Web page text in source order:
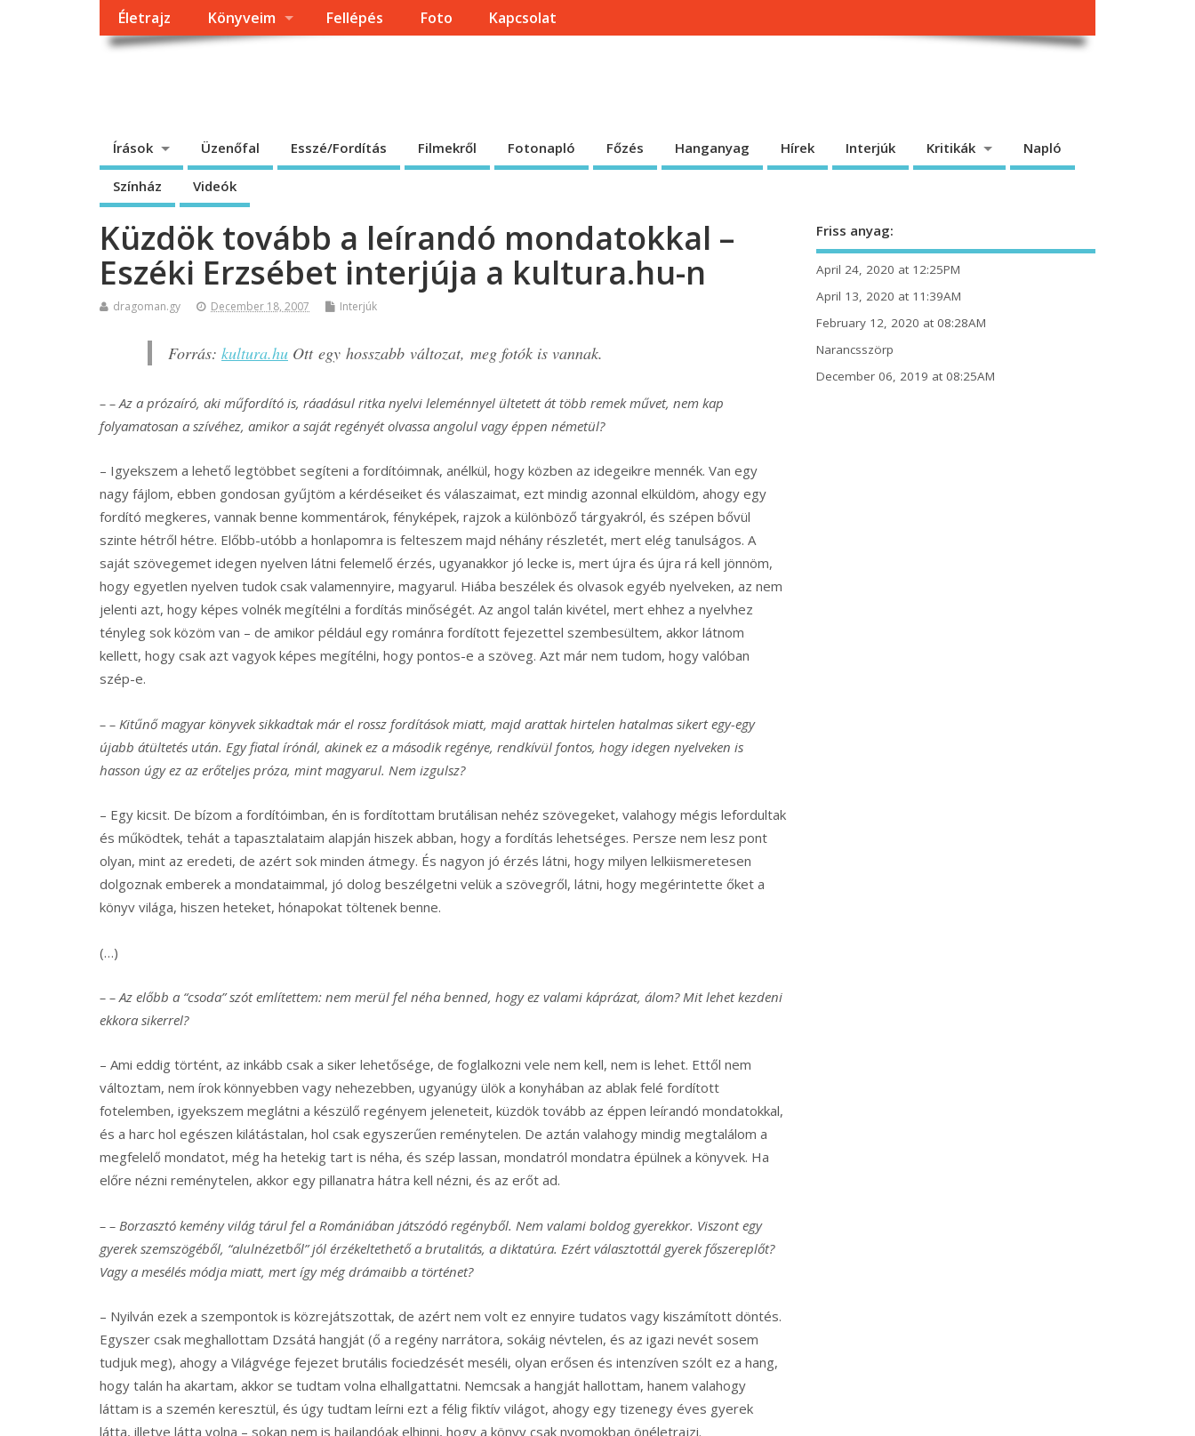
Életrajz Könyveim Fellépés Foto Kapcsolat
Írások Üzenőfal Esszé/Fordítás Filmekről Fotonapló Főzés Hanganyag Hírek Interjúk Kritikák Napló
Színház Videók
Küzdök tovább a leírandó mondatokkal –
Eszéki Erzsébet interjúja a kultura.hu-n
dragoman.gy December 18, 2007 Interjúk
Forrás: kultura.hu Ott egy hosszabb változat, meg fotók is vannak.
– – Az a prózaíró, aki műfordító is, ráadásul ritka nyelvi leleménnyel ültetett át több remek művet, nem kap
folyamatosan a szívéhez, amikor a saját regényét olvassa angolul vagy éppen németül?
– Igyekszem a lehető legtöbbet segíteni a fordítóimnak, anélkül, hogy közben az idegeikre mennék. Van egy
nagy fájlom, ebben gondosan gyűjtöm a kérdéseiket és válaszaimat, ezt mindig azonnal elküldöm, ahogy egy
fordító megkeres, vannak benne kommentárok, fényképek, rajzok a különböző tárgyakról, és szépen bővül
szinte hétről hétre. Előbb-utóbb a honlapomra is felteszem majd néhány részletét, mert elég tanulságos. A
saját szövegemet idegen nyelven látni felemelő érzés, ugyanakkor jó lecke is, mert újra és újra rá kell jönnöm,
hogy egyetlen nyelven tudok csak valamennyire, magyarul. Hiába beszélek és olvasok egyéb nyelveken, az nem
jelenti azt, hogy képes volnék megítélni a fordítás minőségét. Az angol talán kivétel, mert ehhez a nyelvhez
tényleg sok közöm van – de amikor például egy románra fordított fejezettel szembesültem, akkor látnom
kellett, hogy csak azt vagyok képes megítélni, hogy pontos-e a szöveg. Azt már nem tudom, hogy valóban
szép-e.
– – Kitűnő magyar könyvek sikkadtak már el rossz fordítások miatt, majd arattak hirtelen hatalmas sikert egy-egy
újabb átültetés után. Egy fiatal írónál, akinek ez a második regénye, rendkívül fontos, hogy idegen nyelveken is
hasson úgy ez az erőteljes próza, mint magyarul. Nem izgulsz?
– Egy kicsit. De bízom a fordítóimban, én is fordítottam brutálisan nehéz szövegeket, valahogy mégis lefordultak
és működtek, tehát a tapasztalataim alapján hiszek abban, hogy a fordítás lehetséges. Persze nem lesz pont
olyan, mint az eredeti, de azért sok minden átmegy. És nagyon jó érzés látni, hogy milyen lelkiismeretesen
dolgoznak emberek a mondataimmal, jó dolog beszélgetni velük a szövegről, látni, hogy megérintette őket a
könyv világa, hiszen heteket, hónapokat töltenek benne.
(…)
– – Az előbb a “csoda” szót említettem: nem merül fel néha benned, hogy ez valami káprázat, álom? Mit lehet kezdeni
ekkora sikerrel?
– Ami eddig történt, az inkább csak a siker lehetősége, de foglalkozni vele nem kell, nem is lehet. Ettől nem
változtam, nem írok könnyebben vagy nehezebben, ugyanúgy ülök a konyhában az ablak felé fordított
fotelemben, igyekszem meglátni a készülő regényem jeleneteit, küzdök tovább az éppen leírandó mondatokkal,
és a harc hol egészen kilátástalan, hol csak egyszerűen reménytelen. De aztán valahogy mindig megtalálom a
megfelelő mondatot, még ha hetekig tart is néha, és szép lassan, mondatról mondatra épülnek a könyvek. Ha
előre nézni reménytelen, akkor egy pillanatra hátra kell nézni, és az erőt ad.
– – Borzasztó kemény világ tárul fel a Romániában játszódó regényből. Nem valami boldog gyerekkor. Viszont egy
gyerek szemszögéből, “alulnézetből” jól érzékeltethető a brutalitás, a diktatúra. Ezért választottál gyerek főszereplőt?
Vagy a mesélés módja miatt, mert így még drámaibb a történet?
– Nyilván ezek a szempontok is közrejátszottak, de azért nem volt ez ennyire tudatos vagy kiszámított döntés.
Egyszer csak meghallottam Dzsátá hangját (ő a regény narrátora, sokáig névtelen, és az igazi nevét sosem
tudjuk meg), ahogy a Világvége fejezet brutális fociedzését meséli, olyan erősen és intenzíven szólt ez a hang,
hogy talán ha akartam, akkor se tudtam volna elhallgattatni. Nemcsak a hangját hallottam, hanem valahogy
láttam is a szemén keresztül, és úgy tudtam leírni ezt a félig fiktív világot, ahogy egy tizenegy éves gyerek
látta, illetve látta volna – sokan nem is hajlandóak elhinni, hogy a könyv csak nyomokban önéletrajzi.
Friss anyag:
April 24, 2020 at 12:25PM
April 13, 2020 at 11:39AM
February 12, 2020 at 08:28AM
Narancsszörp
December 06, 2019 at 08:25AM